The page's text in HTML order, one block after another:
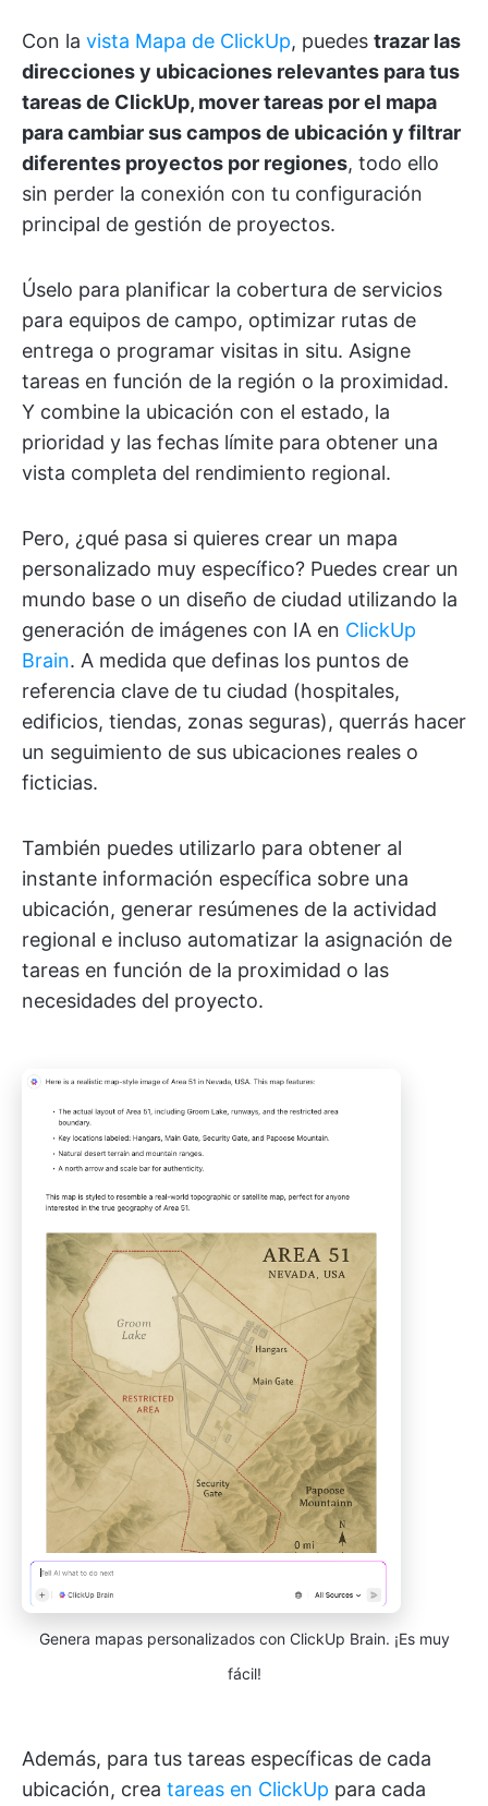
Con la vista Mapa de ClickUp, puedes trazar las
direcciones y ubicaciones relevantes para tus
tareas de ClickUp, mover tareas por el mapa
para cambiar sus campos de ubicación y filtrar
diferentes proyectos por regiones, todo ello
sin perder la conexión con tu configuración
principal de gestión de proyectos.
Úselo para planificar la cobertura de servicios
para equipos de campo, optimizar rutas de
entrega o programar visitas in situ. Asigne
tareas en función de la región o la proximidad.
Y combine la ubicación con el estado, la
prioridad y las fechas límite para obtener una
vista completa del rendimiento regional.
Pero, ¿qué pasa si quieres crear un mapa
personalizado muy específico? Puedes crear un
mundo base o un diseño de ciudad utilizando la
generación de imágenes con IA en ClickUp
Brain. A medida que definas los puntos de
referencia clave de tu ciudad (hospitales,
edificios, tiendas, zonas seguras), querrás hacer
un seguimiento de sus ubicaciones reales o
ficticias.
También puedes utilizarlo para obtener al
instante información específica sobre una
ubicación, generar resúmenes de la actividad
regional e incluso automatizar la asignación de
tareas en función de la proximidad o las
necesidades del proyecto.
Genera mapas personalizados con ClickUp Brain. ¡Es muy
fácil!
Además, para tus tareas específicas de cada
ubicación, crea tareas en ClickUp para cada